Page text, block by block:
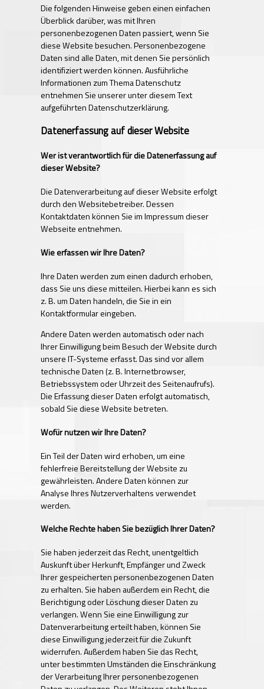
Die folgenden Hinweise geben einen einfachen
Überblick darüber, was mit Ihren
personenbezogenen Daten passiert, wenn Sie
diese Website besuchen. Personenbezogene
Daten sind alle Daten, mit denen Sie persönlich
identifiziert werden können. Ausführliche
Informationen zum Thema Datenschutz
entnehmen Sie unserer unter diesem Text
aufgeführten Datenschutzerklärung.
Datenerfassung auf dieser Website
Wer ist verantwortlich für die Datenerfassung auf
dieser Website?
Die Datenverarbeitung auf dieser Website erfolgt
durch den Websitebetreiber. Dessen
Kontaktdaten können Sie im Impressum dieser
Webseite entnehmen.
Wie erfassen wir Ihre Daten?
Ihre Daten werden zum einen dadurch erhoben,
dass Sie uns diese mitteilen. Hierbei kann es sich
z. B. um Daten handeln, die Sie in ein
Kontaktformular eingeben.
Andere Daten werden automatisch oder nach
Ihrer Einwilligung beim Besuch der Website durch
unsere IT-Systeme erfasst. Das sind vor allem
technische Daten (z. B. Internetbrowser,
Betriebssystem oder Uhrzeit des Seitenaufrufs).
Die Erfassung dieser Daten erfolgt automatisch,
sobald Sie diese Website betreten.
Wofür nutzen wir Ihre Daten?
Ein Teil der Daten wird erhoben, um eine
fehlerfreie Bereitstellung der Website zu
gewährleisten. Andere Daten können zur
Analyse Ihres Nutzerverhaltens verwendet
werden.
Welche Rechte haben Sie bezüglich Ihrer Daten?
Sie haben jederzeit das Recht, unentgeltlich
Auskunft über Herkunft, Empfänger und Zweck
Ihrer gespeicherten personenbezogenen Daten
zu erhalten. Sie haben außerdem ein Recht, die
Berichtigung oder Löschung dieser Daten zu
verlangen. Wenn Sie eine Einwilligung zur
Datenverarbeitung erteilt haben, können Sie
diese Einwilligung jederzeit für die Zukunft
widerrufen. Außerdem haben Sie das Recht,
unter bestimmten Umständen die Einschränkung
der Verarbeitung Ihrer personenbezogenen